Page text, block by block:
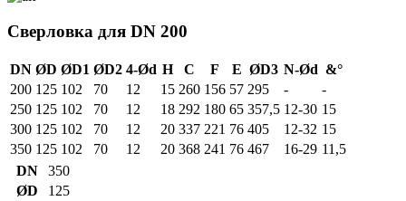
Сверловка для DN 200
DN ØD ØD1 ØD2 4-Ød H C F E ØD3 N-Ød &°
200 125 102 70 12 15 260 156 57 295 -
-
250 125 102 70 12 18 292 180 65 357,5 12-30 15
300 125 102 70 12 20 337 221 76 405 12-32 15
350 125 102 70 12 20 368 241 76 467 16-29 11,5
DN
350
ØD
125